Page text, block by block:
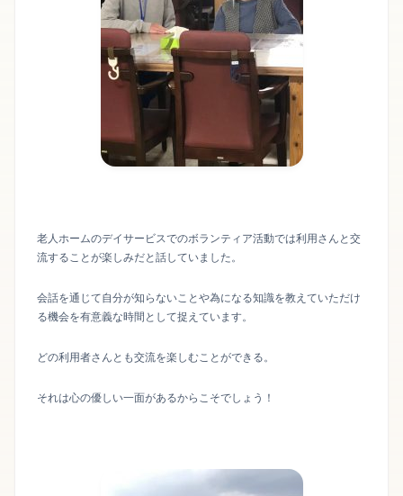
老人ホームのデイサービスでのボランティア活動では利用さんと交
流することが楽しみだと話していました。
会話を通じて自分が知らないことや為になる知識を教えていただけ
る機会を有意義な時間として捉えています。
どの利用者さんとも交流を楽しむことができる。
それは心の優しい一面があるからこそでしょう！